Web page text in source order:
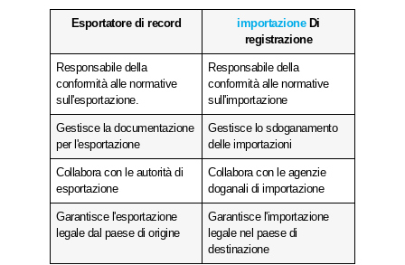
Esportatore di record importazioneDi
registrazione
Responsabile della
conformità alle normative
sull'esportazione.
Responsabile della
conformità alle normative
sull'importazione
Gestisce la documentazione
per l'esportazione
Gestisce lo sdoganamento
delle importazioni
Collabora con le autorità di
esportazione
Collabora con le agenzie
doganali di importazione
Garantisce l'esportazione
legale dal paese di origine
Garantisce l'importazione
legale nel paese di
destinazione